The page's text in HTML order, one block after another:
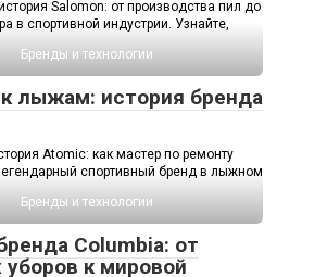
Salomon: от производства пил до
в спортивной индустрии. Узнайте,
Бренды и технологии
лыжам: история бренда
Atomic: как мастер по ремонту
спортивный бренд в лыжном
Бренды и технологии
Columbia: от
уборов к мировой